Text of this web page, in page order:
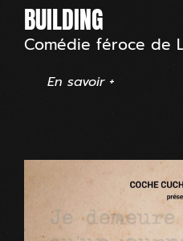
BUILDING
Comédie féroce de
En savoir +